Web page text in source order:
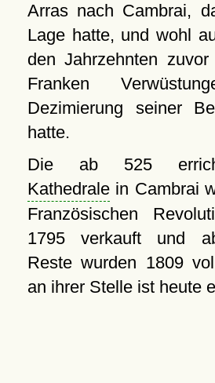
Arras nach Cambrai,
Lage hatte, und wohl
den Jahrzehnten
Franken
Dezimierung seiner
hatte.
Die ab 525
Kathedralein Cambrai
Französischen
1795 verkauft und
Reste wurden 1809
an ihrer Stelle ist heute